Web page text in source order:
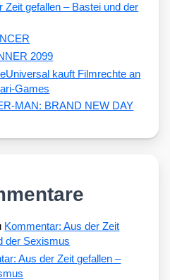
Zeit gefallen – Bastei und der
2099
Universal kauft Filmrechte an
Games
MAN: BRAND NEW DAY
Kommentar: Aus der Zeit
der Sexismus
Aus der Zeit gefallen –